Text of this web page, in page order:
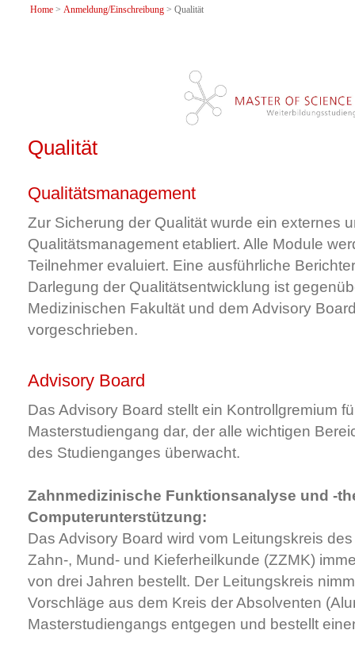
Home > Anmeldung/Einschreibung > Qualität
Qualität
Qualitätsmanagement
Zur Sicherung der Qualität wurde ein externes
Qualitätsmanagement etabliert. Alle Module
Teilnehmer evaluiert. Eine ausführliche
Darlegung der Qualitätsentwicklung ist
Medizinischen Fakultät und dem Advisory
vorgeschrieben.
Advisory Board
Das Advisory Board stellt ein Kontrollgremium
Masterstudiengang dar, der alle wichtigen
des Studienganges überwacht.
Zahnmedizinische Funktionsanalyse und -
Computerunterstützung:
Das Advisory Board wird vom Leitungskreis
Zahn-, Mund- und Kieferheilkunde (ZZMK)
von drei Jahren bestellt. Der Leitungskreis
Vorschläge aus dem Kreis der Absolventen
Masterstudiengangs entgegen und bestellt